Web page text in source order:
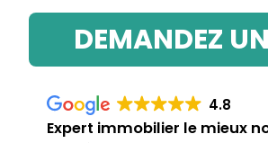
DEMANDEZ
4.8
Expert immobilier le mieux